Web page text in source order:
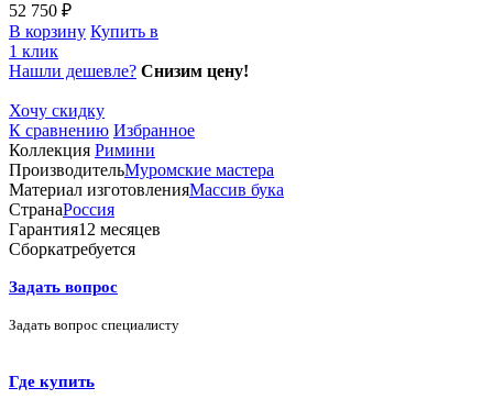
52 750 ₽
В корзину Купить в
1 клик
Нашли дешевле? Снизим цену!
Хочу скидку
К сравнению Избранное
Коллекция Римини
ПроизводительМуромские мастера
Материал изготовленияМассив бука
СтранаРоссия
Гарантия12 месяцев
Сборкатребуется
Задать вопрос
Задать вопрос специалисту
Где купить